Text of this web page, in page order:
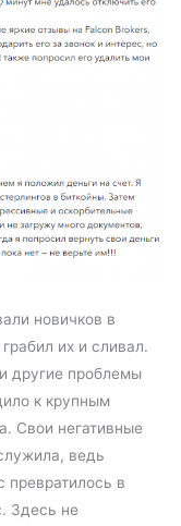
новичков в
их и сливал.
другие проблемы
к крупным
Свои негативные
ведь
превратилось в
Здесь не